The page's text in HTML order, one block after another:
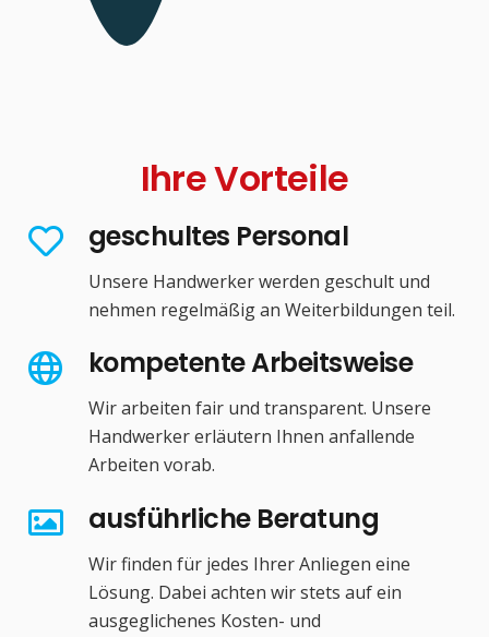
Ihre Vorteile
geschultes Personal
Unsere Handwerker werden geschult und
nehmen regelmäßig an Weiterbildungen teil.
kompetente Arbeitsweise
Wir arbeiten fair und transparent. Unsere
Handwerker erläutern Ihnen anfallende
Arbeiten vorab.
ausführliche Beratung
Wir finden für jedes Ihrer Anliegen eine
Lösung. Dabei achten wir stets auf ein
ausgeglichenes Kosten- und